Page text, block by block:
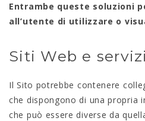
Entrambe queste soluzioni
all’utente di utilizzare o
Siti Web e
Il Sito potrebbe contenere
che dispongono di una propria
che può essere diverse da